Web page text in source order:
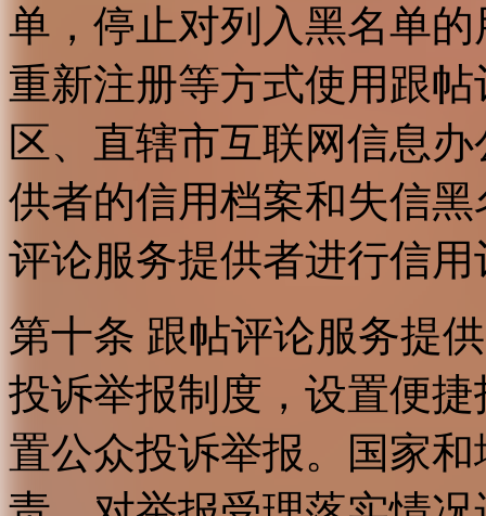
单，停止对列入黑名单
重新注册等方式使用跟
区、直辖市互联网信息
供者的信用档案和失信
评论服务提供者进行信用
第十条 跟帖评论服务提
投诉举报制度，设置便
置公众投诉举报。国家